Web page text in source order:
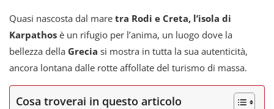
Quasi nascosta dal mare tra Rodi e Creta, l’isola di
Karpathos è un rifugio per l’anima, un luogo dove la
bellezza della Grecia si mostra in tutta la sua autenticità,
ancora lontana dalle rotte affollate del turismo di massa.
Cosa troverai in questo articolo